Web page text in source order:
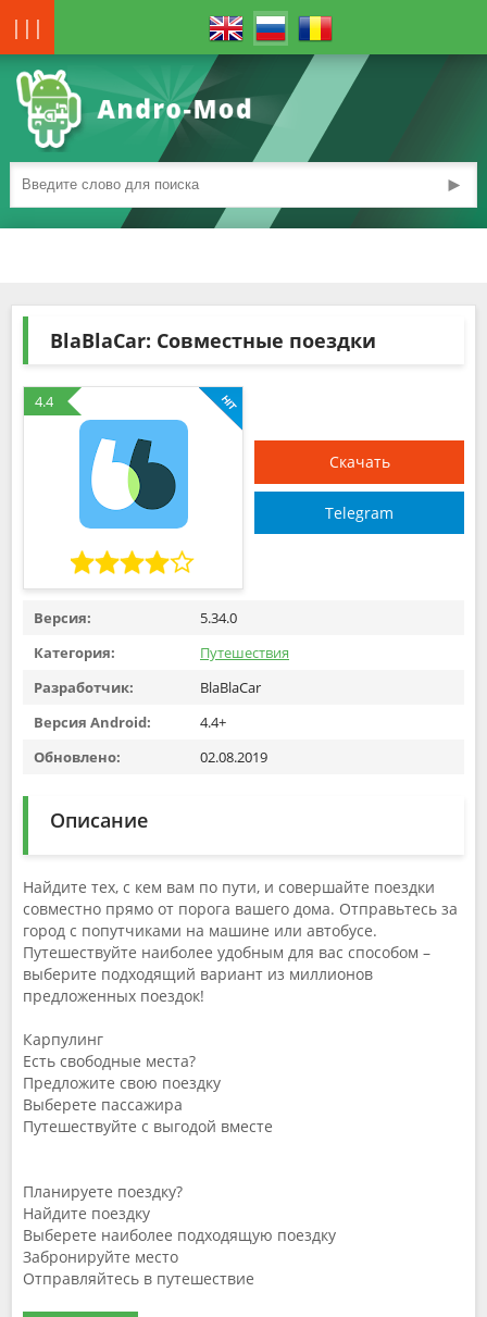
|||
►
BlaBlaCar: Совместные поездки
4.4
Скачать
Telegram
Версия:
5.34.0
Категория:
Путешествия
Разработчик:
BlaBlaCar
Версия Android:
4.4+
Обновлено:
02.08.2019
Описание
Найдите тех, с кем вам по пути, и совершайте поездки
совместно прямо от порога вашего дома. Отправьтесь за
город с попутчиками на машине или автобусе.
Путешествуйте наиболее удобным для вас способом –
выберите подходящий вариант из миллионов
предложенных поездок!
Карпулинг
Есть свободные места?
Предложите свою поездку
Выберете пассажира
Путешествуйте с выгодой вместе
Планируете поездку?
Найдите поездку
Выберете наиболее подходящую поездку
Забронируйте место
Отправляйтесь в путешествие